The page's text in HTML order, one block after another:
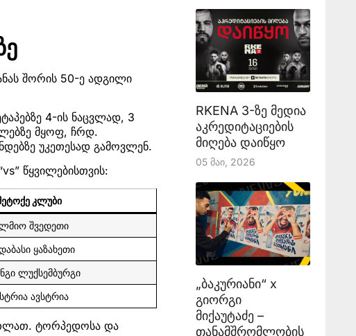
შორის 50-ე ადგილი
4-ის ნაცვლად, 3
მყოფ, ჩრდ.
უკეთესად გამოვლენ.
წყვილებისთვის:
კლუბი
შვედეთი
ყაზახეთი
ლუქსემბურგი
ავსტრია
ტორპედოსა და
RKENA 3-ზე მედია
აკრედიტაციების
მიღება დაიწყო
05 Მაი, 2026
„ბაკურიანი“ x
გიორგი
მიქაუტაძე –
თანამშრომლობის